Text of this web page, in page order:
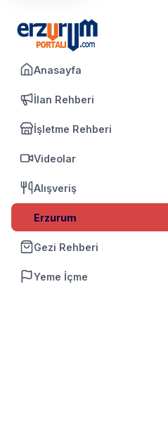
Anasayfa
İlan Rehberi
İşletme Rehberi
Videolar
Alışveriş
Erzurum
Gezi Rehberi
Yeme İçme